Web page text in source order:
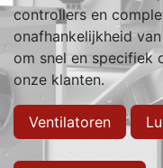
controllers en
onafhankelijkheid
om snel en specifiek
onze klanten.
Ventilatoren